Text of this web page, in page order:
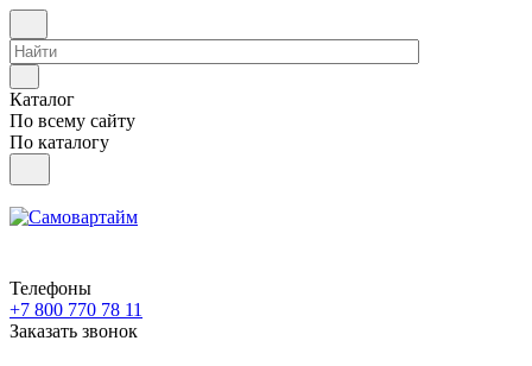
Каталог
По всему сайту
По каталогу
Телефоны
+7 800 770 78 11
Заказать звонок